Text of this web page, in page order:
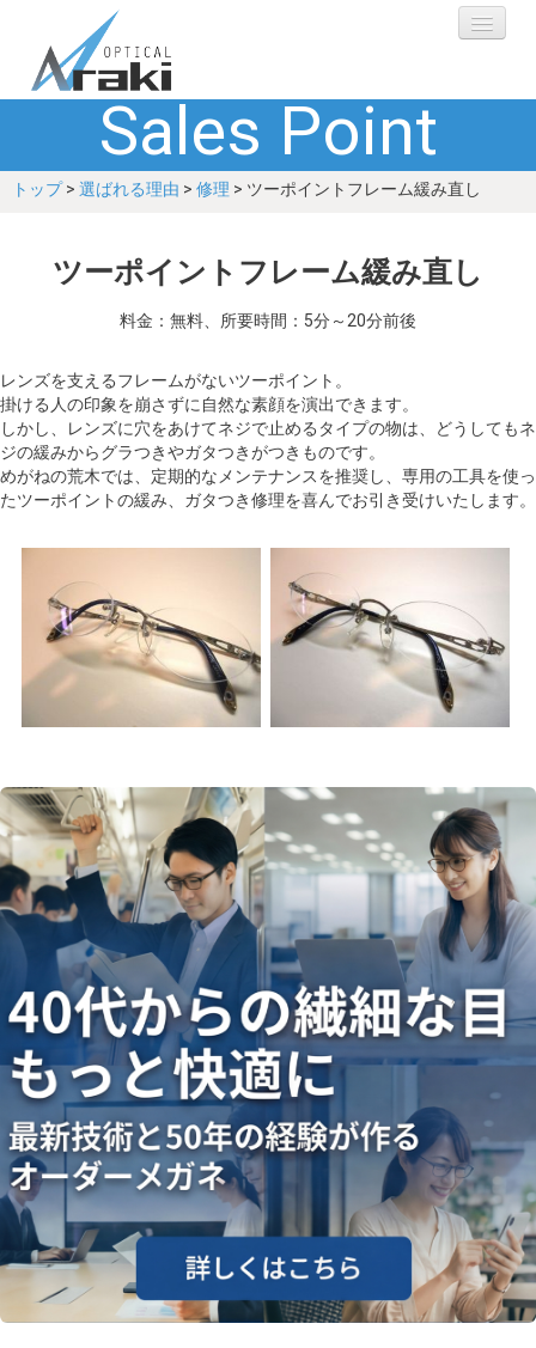
選ばれる理由
ブランド
ショップ
Q&A
お客さまの声
コラム
ブログ
Sales Point
トップ> 選ばれる理由 > 修理 > ツーポイントフレーム緩み直し
ツーポイントフレーム緩み直し
料金：無料、所要時間：5分～20分前後
レンズを支えるフレームがないツーポイント。
掛ける人の印象を崩さずに自然な素顔を演出できます。
しかし、レンズに穴をあけてネジで止めるタイプの物は、どうしてもネ
ジの緩みからグラつきやガタつきがつきものです。
めがねの荒木では、定期的なメンテナンスを推奨し、専用の工具を使っ
たツーポイントの緩み、ガタつき修理を喜んでお引き受けいたします。